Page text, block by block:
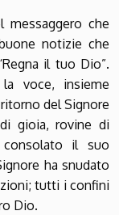
che
notizie che
il tuo Dio”.
voce, insieme
del Signore
gioia, rovine di
consolato il suo
ha snudato
tutti i confini
Dio.